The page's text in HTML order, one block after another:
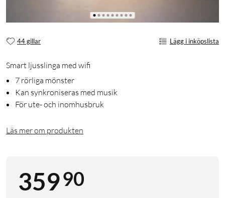
44 gillar Lägg i inköpslista
Smart ljusslinga med wifi
7 rörliga mönster
Kan synkroniseras med musik
För ute- och inomhusbruk
Läs mer om produkten
35990